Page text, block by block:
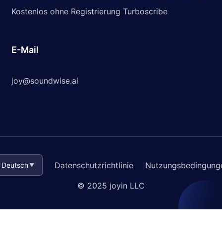
Kostenlos ohne Registrierung Turboscribe
E-Mail
joy@soundwise.ai
Deutsch ▼ Datenschutzrichtlinie
© 2025 joyin LLC